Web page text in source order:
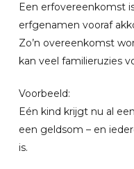
Een erfovereenkomst
erfgenamen vooraf
Zo’n overeenkomst
kan veel familieruzies
Voorbeeld:
Eén kind krijgt nu al
een geldsom – en
is.